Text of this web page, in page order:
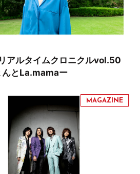
アルタイムクロニクルvol.50
んとLa.mamaー